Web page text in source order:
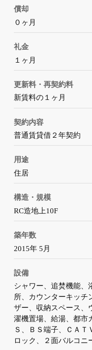
償却
０ヶ月
礼金
１ヶ月
更新料・再契約料
新賃料の１ヶ月
契約内容
普通賃貸借２年契約
用途
住居
構造・規模
RC造地上10F
築年数
2015年 5月
設備
シャワー、追焚機能、
所、カウンターキッチ
ザー、収納スペース、
濯機置場、給湯、都市
Ｓ、ＢＳ端子、ＣＡＴ
ロック、２面バルコニ